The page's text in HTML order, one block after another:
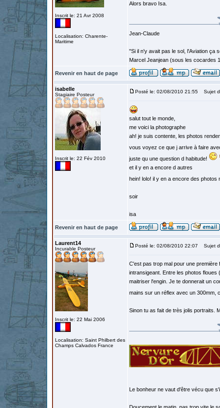
Inscrit le: 21 Avr 2008
Localisation: Charente-
Maritime
Alors bravo Isa.
Jean-Claude
"Si il n'y avait pas le sol, l'Aviation ça
Marcel Jeanjean (sous les cocardes
Revenir en haut de page
isabelle
Stagiaire Posteur
Inscrit le: 22 Fév 2010
Posté le: 02/08/2010 21:55 Sujet
salut tout le monde,
me voici la photographe
ah! je suis contente, les photos
vous voyez ce que j arrive à faire
juste qu une question d habitude!
et il y en a encore d autres
hein! lolo! il y en a encore des
soir
isa
Revenir en haut de page
Laurent14
Incurable Posteur
Inscrit le: 22 Mai 2006
Localisation: Saint Philbert des
Champs Calvados France
Posté le: 02/08/2010 22:07 Sujet
C'est pas trop mal pour une
intransigeant. Entre les photos
maitriser l'engin. Je te donnerait un
mains sur un réflex avec un 300mm,
Sinon tu as fait de très jolis portraits.
Le bonheur ne vaut d'être vécu que